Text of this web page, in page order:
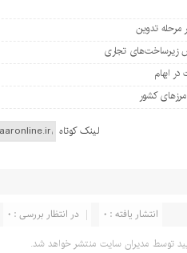
مرحله تدوین
زیرساخت‌های تجاری
ابهام
لینک کوتاه
در انتظار بررسی : ۰ انتشار یافته : ۰
توسط مدیران سایت منتشر خواهد شد.